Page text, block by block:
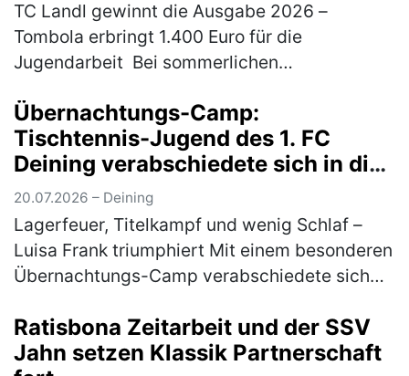
TC Landl gewinnt die Ausgabe 2026 –
Tombola erbringt 1.400 Euro für die
Jugendarbeit Bei sommerlichen
das traditionelle Gemeindepokalturnier des
TC 77 Mühl…(mehr)
Übernachtungs-Camp:
Tischtennis-Jugend des 1. FC
Deining verabschiedete sich in die
Sommerpause
20.07.2026 – Deining
Lagerfeuer, Titelkampf und wenig Schlaf –
Luisa Frank triumphiert Mit einem besonderen
Übernachtungs-Camp verabschiedete sich
die Sommerpause. Zum Abschluss…(mehr)
Ratisbona Zeitarbeit und der SSV
Jahn setzen Klassik Partnerschaft